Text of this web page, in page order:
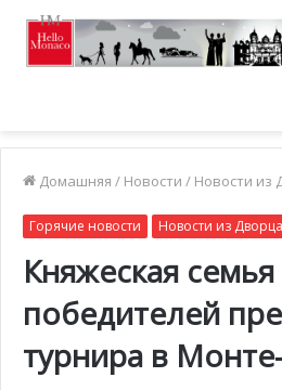
Домашняя / Новости / Новости из
Горячие новости Новости из Дворца
Княжеская
победителей
турнира в